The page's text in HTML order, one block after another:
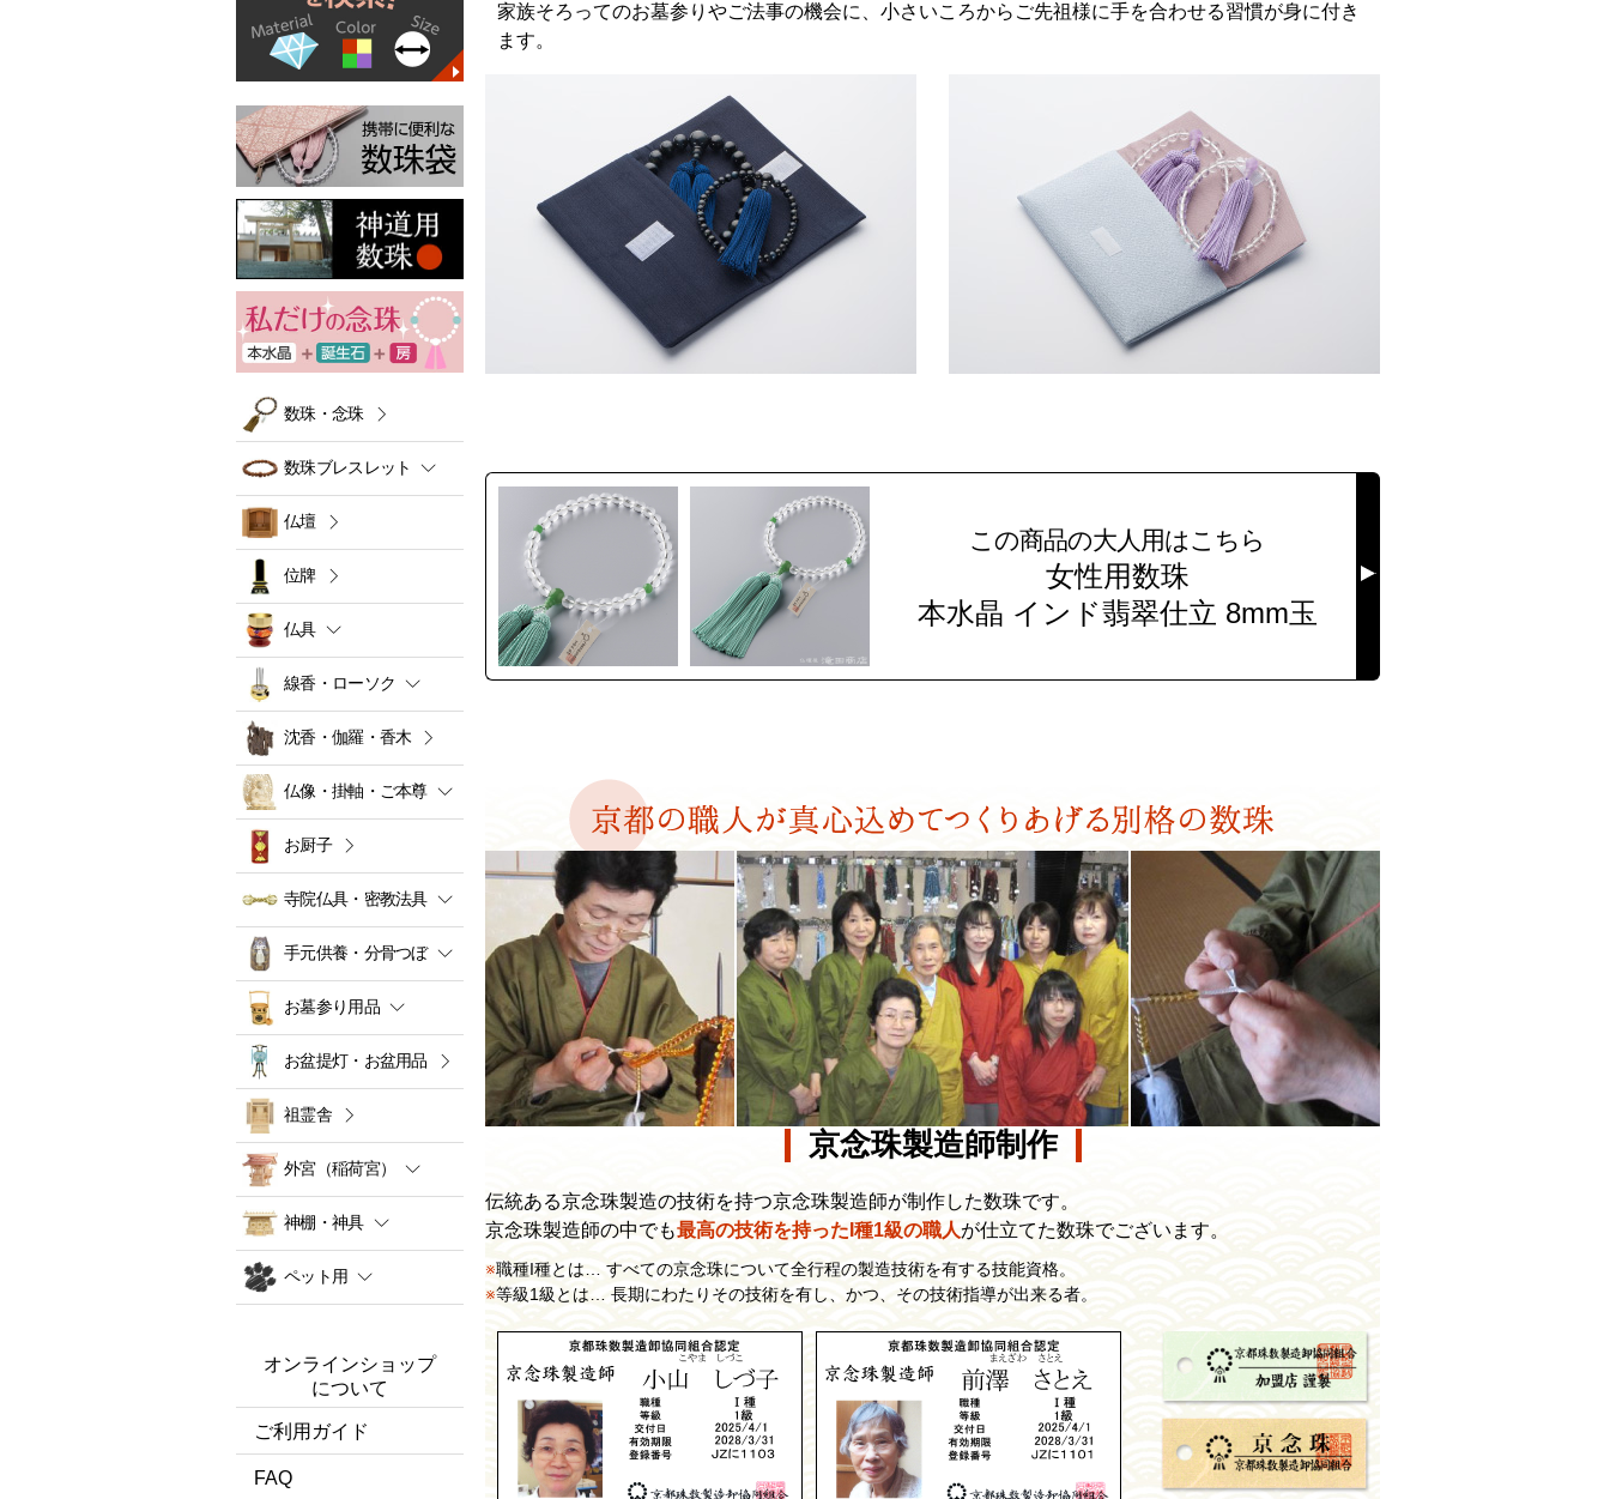
家族そろってのお墓参りやご法事の機会に、小さいころからご先祖様に手を合わせる習慣が身に付き
ます。
この商品の大人用はこちら
女性用数珠
本水晶 インド翡翠仕立 8mm玉
京念珠製造師制作
伝統ある京念珠製造の技術を持つ京念珠製造師が制作した数珠です。
京念珠製造師の中でも最高の技術を持ったI種1級の職人が仕立てた数珠でございます。
職種I種とは… すべての京念珠について全行程の製造技術を有する技能資格。
等級1級とは… 長期にわたりその技術を有し、かつ、その技術指導が出来る者。
数珠・念珠
数珠ブレスレット
仏壇
位牌
仏具
線香・ローソク
沈香・伽羅・香木
仏像・掛軸・ご本尊
お厨子
寺院仏具・密教法具
手元供養・分骨つぼ
お墓参り用品
お盆提灯・お盆用品
祖霊舎
外宮（稲荷宮）
神棚・神具
ペット用
オンラインショップ
について
ご利用ガイド
FAQ